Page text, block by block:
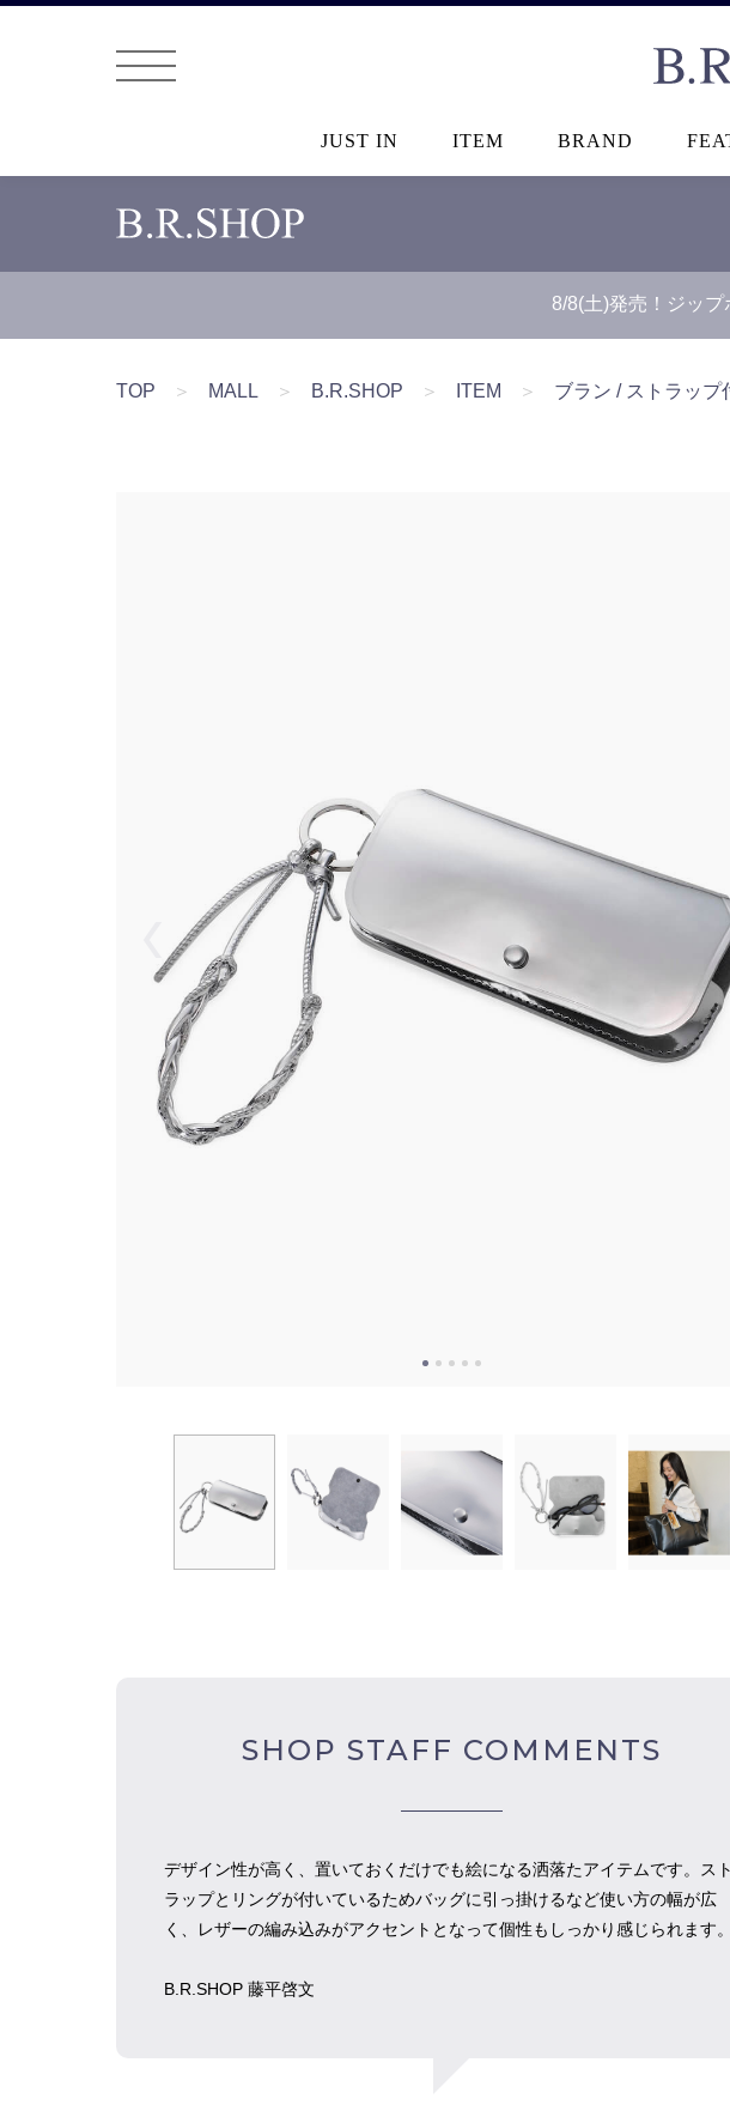
JUST IN ITEM BRAND
8/8(土)発売！ジッ
TOP ＞ MALL ＞ B.R.SHOP ＞ ITEM ＞ ブラン / ストラッ
SHOP STAFF COMMENTS
デザイン性が高く、置いておくだけでも絵になる洒落たアイテムです。スト
ラップとリングが付いているためバッグに引っ掛けるなど使い方の幅が広
く、レザーの編み込みがアクセントとなって個性もしっかり感じられます。
B.R.SHOP 藤平啓文